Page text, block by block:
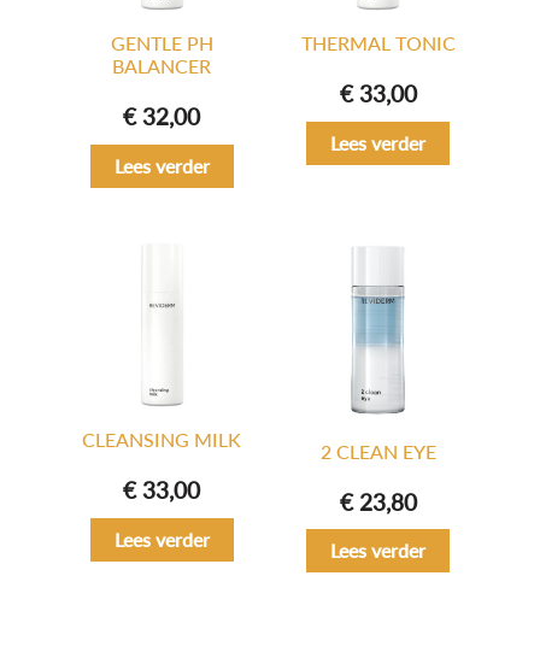
GENTLE PH
BALANCER
€32,00
Lees verder
THERMAL TONIC
€33,00
Lees verder
CLEANSING MILK
€33,00
Lees verder
2 CLEAN EYE
€23,80
Lees verder